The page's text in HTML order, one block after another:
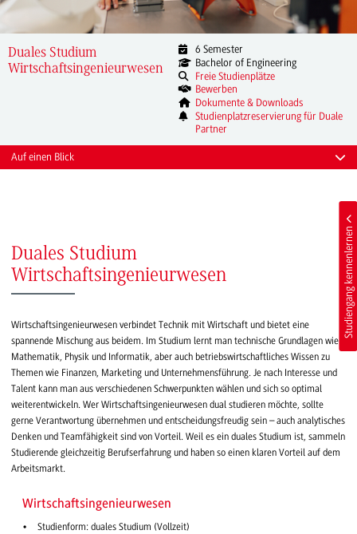
Duales Studium
Wirtschaftsingenieurwesen
6 Semester
Bachelor of Engineering
Freie Studienplätze
Bewerben
Dokumente & Downloads
Studienplatzreservierung für Duale
Partner
Auf einen Blick
Duales Studium
Wirtschaftsingenieurwesen
Wirtschaftsingenieurwesen verbindet Technik mit Wirtschaft und bietet eine
spannende Mischung aus beidem. Im Studium lernt man technische Grundlagen wie
Mathematik, Physik und Informatik, aber auch betriebswirtschaftliches Wissen zu
Themen wie Finanzen, Marketing und Unternehmensführung. Je nach Interesse und
Talent kann man aus verschiedenen Schwerpunkten wählen und sich so optimal
weiterentwickeln. Wer Wirtschaftsingenieurwesen dual studieren möchte, sollte
gerne Verantwortung übernehmen und entscheidungsfreudig sein – auch analytisches
Denken und Teamfähigkeit sind von Vorteil. Weil es ein duales Studium ist, sammeln
Studierende gleichzeitig Berufserfahrung und haben so einen klaren Vorteil auf dem
Arbeitsmarkt.
Wirtschaftsingenieurwesen
Studienform: duales Studium (Vollzeit)
Studiengang kennenlernen